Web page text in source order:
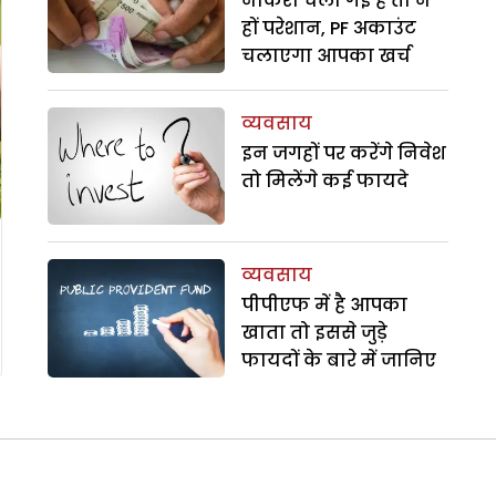
हों परेशान, PF अकाउंट
चलाएगा आपका खर्च
व्यवसाय
इन जगहों पर करेंगे निवेश
तो मिलेंगे कई फायदे
व्यवसाय
पीपीएफ में है आपका
खाता तो इससे जुड़े
फायदों के बारे में जानिए